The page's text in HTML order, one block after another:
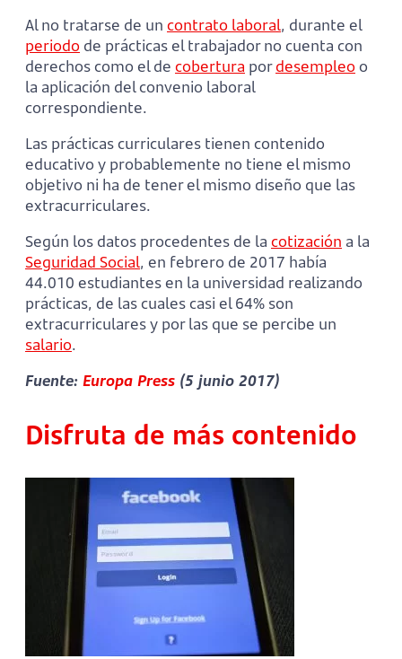
Al no tratarse de un contrato laboral, durante el
periodo de prácticas el trabajador no cuenta con
derechos como el de cobertura pordesempleoo
la aplicación del convenio laboral
correspondiente.
Las prácticas curriculares tienen contenido
educativo y probablemente no tiene el mismo
objetivo ni ha de tener el mismo diseño que las
extracurriculares.
Según los datos procedentes de la cotización a la
Seguridad Social, en febrero de 2017 había
44.010 estudiantes en la universidad realizando
prácticas, de las cuales casi el 64% son
extracurriculares y por las que se percibe un
salario.
Fuente: Europa Press (5 junio 2017)
Disfruta de más contenido